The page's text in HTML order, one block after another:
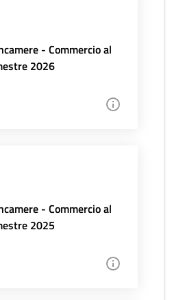
- Commercio al
2026
- Commercio al
2025